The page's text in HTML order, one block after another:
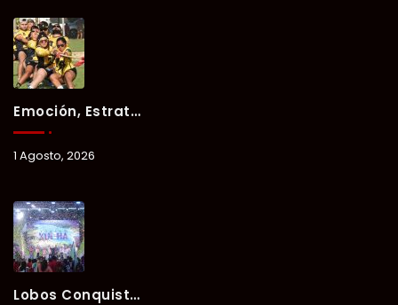
Emoción, Estrategia Y Trabajo En Equipo Marcan El Segundo Día Del Verano Xul-Há 2026.
1 Agosto, 2026
Lobos Conquista La Primera Competencia Del Verano Xul-Há 2026 En Una Noche Llena De Talento Y Energía.